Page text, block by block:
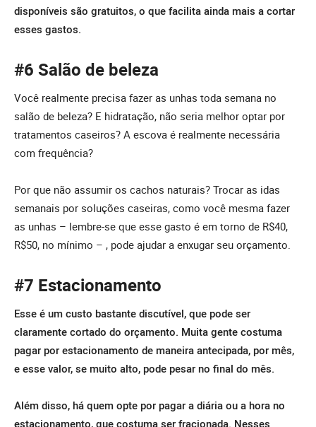
disponíveis são gratuitos, o que facilita ainda mais a cortar
esses gastos.
#6 Salão de beleza
Você realmente precisa fazer as unhas toda semana no
salão de beleza? E hidratação, não seria melhor optar por
tratamentos caseiros? A escova é realmente necessária
com frequência?
Por que não assumir os cachos naturais? Trocar as idas
semanais por soluções caseiras, como você mesma fazer
as unhas – lembre-se que esse gasto é em torno de R$40,
R$50, no mínimo – , pode ajudar a enxugar seu orçamento.
#7 Estacionamento
Esse é um custo bastante discutível, que pode ser
claramente cortado do orçamento. Muita gente costuma
pagar por estacionamento de maneira antecipada, por mês,
e esse valor, se muito alto, pode pesar no final do mês.
Além disso, há quem opte por pagar a diária ou a hora no
estacionamento, que costuma ser fracionada. Nesses